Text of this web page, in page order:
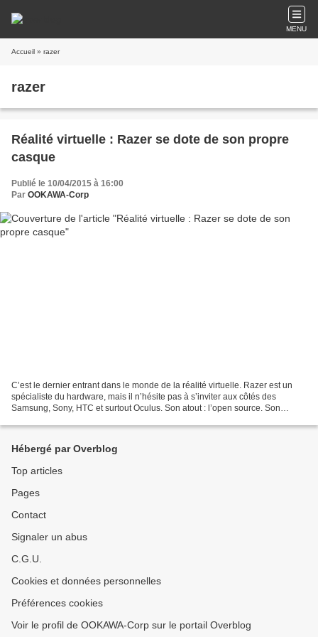
MENU
Accueil » razer
razer
Réalité virtuelle : Razer se dote de son propre
casque
Publié le 10/04/2015 à 16:00
Par OOKAWA-Corp
C’est le dernier entrant dans le monde de la réalité virtuelle. Razer est un
spécialiste du hardware, mais il n’hésite pas à s’inviter aux côtés des
Samsung, Sony, HTC et surtout Oculus. Son atout : l’open source. Son
Hébergé par Overblog
Top articles
Pages
Contact
Signaler un abus
C.G.U.
Cookies et données personnelles
Préférences cookies
Voir le profil de OOKAWA-Corp sur le portail Overblog